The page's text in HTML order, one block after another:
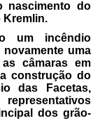
nascimento do
Kremlin.
um incêndio
uma
câmaras em
construção do
das Facetas,
dos grão-